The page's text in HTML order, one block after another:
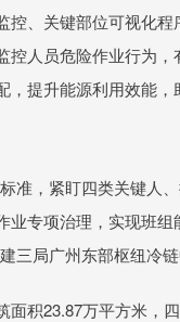
、关键部位可视化程
人员危险作业行为
提升能源利用效能，
准，紧盯四类关键人
专项治理，实现班
局广州东部枢纽冷
积23.87万平方米，